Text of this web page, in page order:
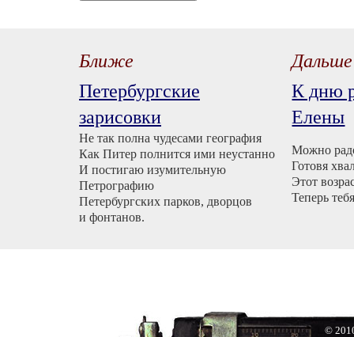
Ближе
Петербургские
зарисовки
Не так полна чудесами география
Как Питер полнится ими неустанно
И постигаю изумительную
Петрографию
Петербургских парков, дворцов
и фонтанов.
Дальше
К дню
Елены
Можно
Готовя
Этот
Теперь
©